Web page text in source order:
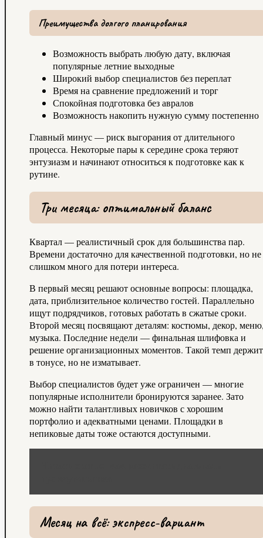
Преимущества долгого планирования
Возможность выбрать любую дату, включая
популярные летние выходные
Широкий выбор специалистов без переплат
Время на сравнение предложений и торг
Спокойная подготовка без авралов
Возможность накопить нужную сумму постепенно
Главный минус — риск выгорания от длительного
процесса. Некоторые пары к середине срока теряют
энтузиазм и начинают относиться к подготовке как к
рутине.
Три месяца: оптимальный баланс
Квартал — реалистичный срок для большинства пар.
Времени достаточно для качественной подготовки, но не
слишком много для потери интереса.
В первый месяц решают основные вопросы: площадка,
дата, приблизительное количество гостей. Параллельно
ищут подрядчиков, готовых работать в сжатые сроки.
Второй месяц посвящают деталям: костюмы, декор,
музыка. Последние недели — финальная шлифовка и
решение организационных моментов. Такой темп держит
в тонусе, но не изматывает.
Выбор специалистов будет уже ограничен — многие
популярные исполнители бронируются заранее. Зато
можно найти талантливых новичков с хорошим
портфолио и адекватными ценами. Площадки в
непиковые даты тоже остаются доступными.
Месяц на всё: экспресс-вариант